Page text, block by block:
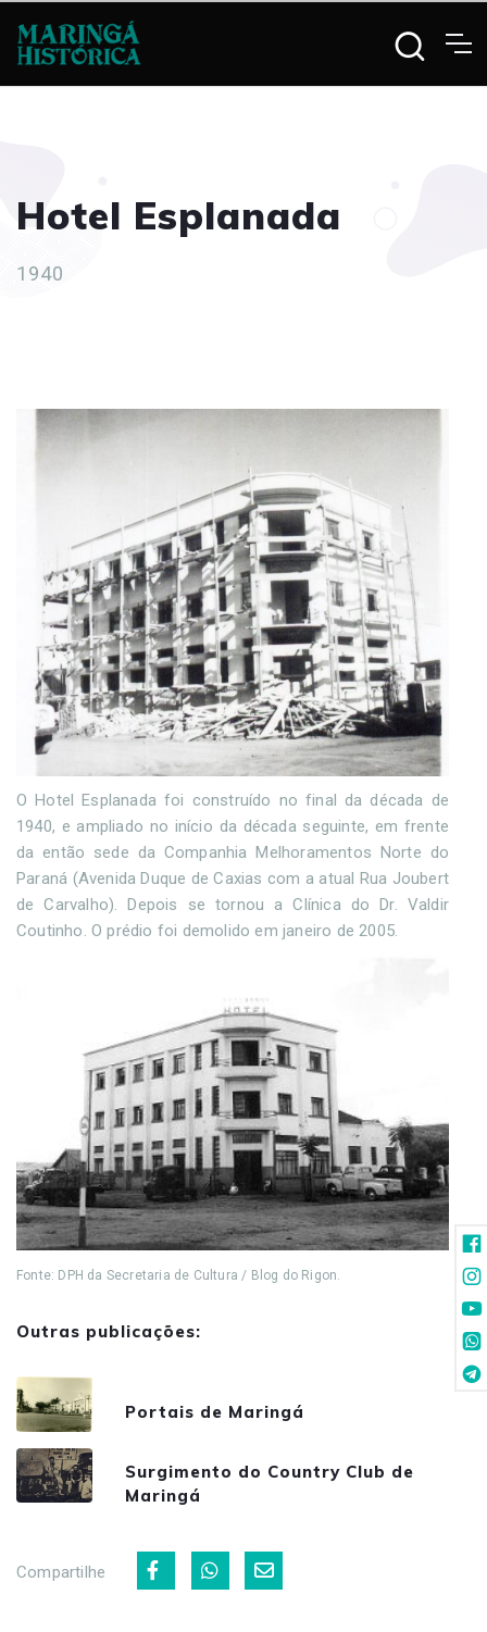
Hotel Esplanada
1940
O Hotel Esplanada foi construído no final da década de
1940, e ampliado no início da década seguinte, em frente
da então sede da Companhia Melhoramentos Norte do
Paraná (Avenida Duque de Caxias com a atual Rua Joubert
de Carvalho). Depois se tornou a Clínica do Dr. Valdir
Coutinho. O prédio foi demolido em janeiro de 2005.
Fonte: DPH da Secretaria de Cultura / Blog do Rigon.
Outras publicações:
Portais de Maringá
Surgimento do Country Club de
Maringá
Compartilhe